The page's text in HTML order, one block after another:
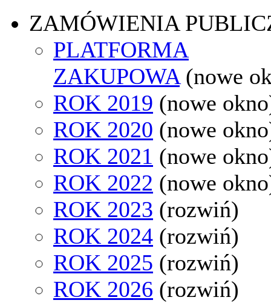
ZAMÓWIENIA
PLATFORMA
ZAKUPOWA (nowe
ROK 2019 (nowe
ROK 2020 (nowe
ROK 2021 (nowe
ROK 2022 (nowe
ROK 2023 (rozwiń)
ROK 2024 (rozwiń)
ROK 2025 (rozwiń)
ROK 2026 (rozwiń)